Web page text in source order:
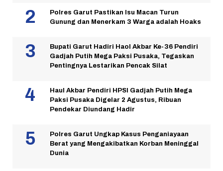
Polres Garut Pastikan Isu Macan Turun
Gunung dan Menerkam 3 Warga adalah Hoaks
Bupati Garut Hadiri Haol Akbar Ke-36 Pendiri
Gadjah Putih Mega Paksi Pusaka, Tegaskan
Pentingnya Lestarikan Pencak Silat
Haul Akbar Pendiri HPSI Gadjah Putih Mega
Paksi Pusaka Digelar 2 Agustus, Ribuan
Pendekar Diundang Hadir
Polres Garut Ungkap Kasus Penganiayaan
Berat yang Mengakibatkan Korban Meninggal
Dunia